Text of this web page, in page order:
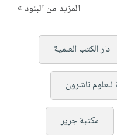
المزيد من البنود »
دار الكتب العلمية
للعلوم ناشرون
مكتبة جرير